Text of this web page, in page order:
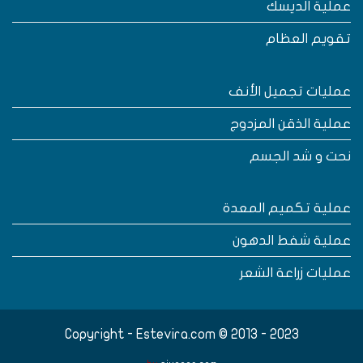
الديسك
العظام
تجميل الأنف
الذقن المزدوج
و شد الجسم
تكميم المعدة
شفط الدهون
زراعة الشعر
Copyright - Estevira.com © 2013 - 2023